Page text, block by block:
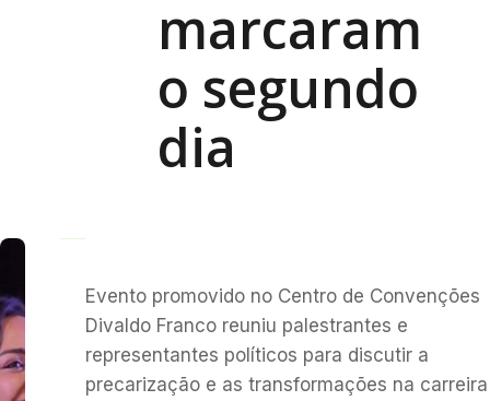
marcaram
o segundo
dia
Evento promovido no Centro de Convenções
Divaldo Franco reuniu palestrantes e
representantes políticos para discutir a
precarização e as transformações na carreira